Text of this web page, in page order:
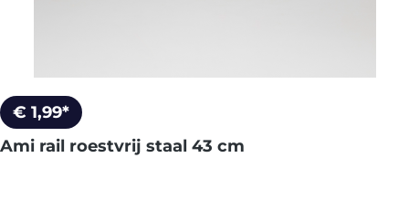
€ 1,99*
Ami rail roestvrij staal 43 cm